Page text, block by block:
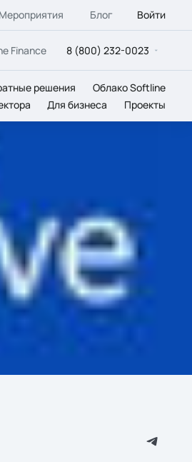
Мероприятия Блог Войти
Finance 8 (800) 232-0023
решения
Облако Softline
Для бизнеса Проекты